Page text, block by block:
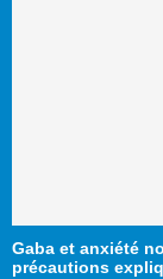
Gaba et anxiété
précautions